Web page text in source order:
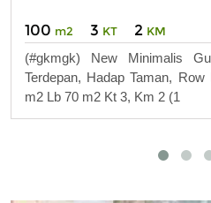
100 m2 3 KT 2 KM
(#gkmgk) New Minimalis
Terdepan, Hadap Taman,
m2 Lb 70 m2 Kt 3, Km 2 (1